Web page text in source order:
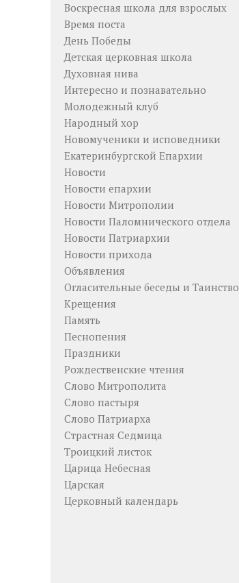
Воскресная школа для взрослых
Время поста
День Победы
Детская церковная школа
Духовная нива
Интересно и познавательно
Молодежный клуб
Народный хор
Новомученики и исповедники
Екатеринбургской Епархии
Новости
Новости епархии
Новости Митрополии
Новости Паломнического отдела
Новости Патриархии
Новости прихода
Объявления
Огласительные беседы и Таинство
Крещения
Память
Песнопения
Праздники
Рождественские чтения
Слово Митрополита
Слово пастыря
Слово Патриарха
Страстная Седмица
Троицкий листок
Царица Небесная
Царская
Церковный календарь